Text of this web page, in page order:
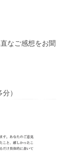
なご感想をお聞
）